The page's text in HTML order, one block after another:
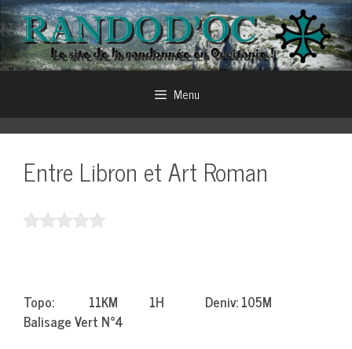
Aller
au
contenu
Menu
Entre Libron et Art Roman
Topo: 11KM 1H Deniv: 105M
Balisage Vert N°4